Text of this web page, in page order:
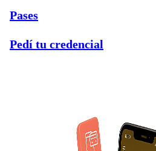
Pases
Pedí tu credencial